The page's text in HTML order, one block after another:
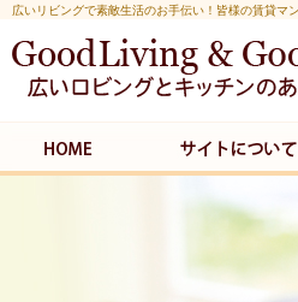
広いリビングで素敵生活のお手伝い！皆様の賃貸マ